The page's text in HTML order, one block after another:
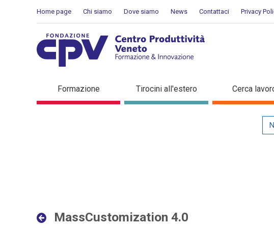
Home page Chi siamo Dove siamo News Contattaci Privacy
MassCustomization 4.0 -
Formazione Tirocini all'estero Cerca
MassCustomization 4.0